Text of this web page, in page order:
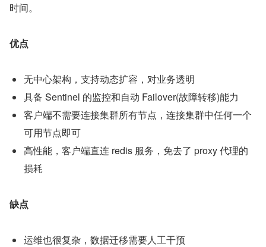
时间。
优点
无中心架构，支持动态扩容，对业务透明
具备 Sentinel 的监控和自动 Failover(故障转移)能力
客户端不需要连接集群所有节点，连接集群中任何一个
可用节点即可
高性能，客户端直连 redis 服务，免去了 proxy 代理的
损耗
缺点
运维也很复杂，数据迁移需要人工干预